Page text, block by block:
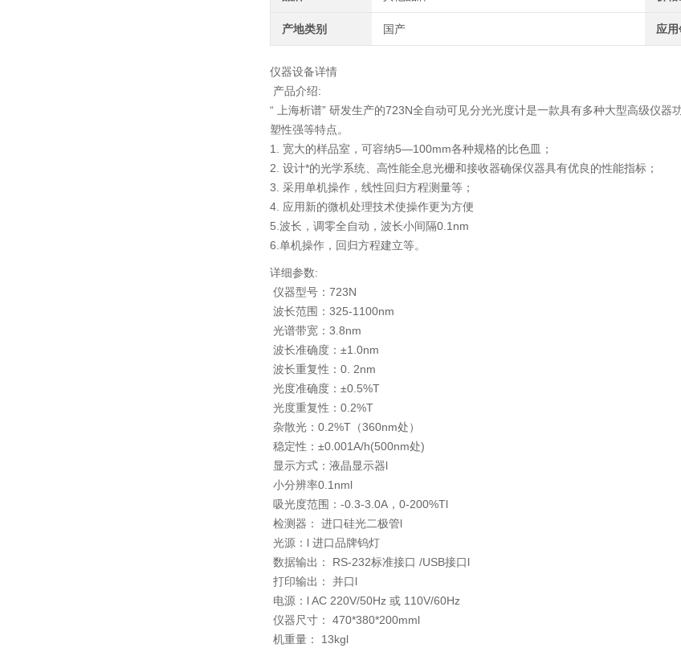
产地类别 国产 应
仪器设备详情
产品介绍:
“ 上海析谱” 研发生产的723N全自动可见分光光度计是一款具有多种大型高级仪
塑性强等特点。
1. 宽大的样品室，可容纳5—100mm各种规格的比色皿；
2. 设计*的光学系统、高性能全息光栅和接收器确保仪器具有优良的性能指标；
3. 采用单机操作，线性回归方程测量等；
4. 应用新的微机处理技术使操作更为方便
5.波长，调零全自动，波长小间隔0.1nm
6.单机操作，回归方程建立等。
详细参数:
仪器型号：723N
波长范围：325-1100nm
光谱带宽：3.8nm
波长准确度：±1.0nm
波长重复性：0. 2nm
光度准确度：±0.5%T
光度重复性：0.2%T
杂散光：0.2%T（360nm处）
稳定性：±0.001A/h(500nm处)
显示方式：液晶显示器l
小分辨率0.1nml
吸光度范围：-0.3-3.0A，0-200%Tl
检测器： 进口硅光二极管l
光源：l 进口品牌钨灯
数据输出： RS-232标准接口 /USB接口l
打印输出： 并口l
电源：l AC 220V/50Hz 或 110V/60Hz
仪器尺寸： 470*380*200mml
机重量： 13kgl